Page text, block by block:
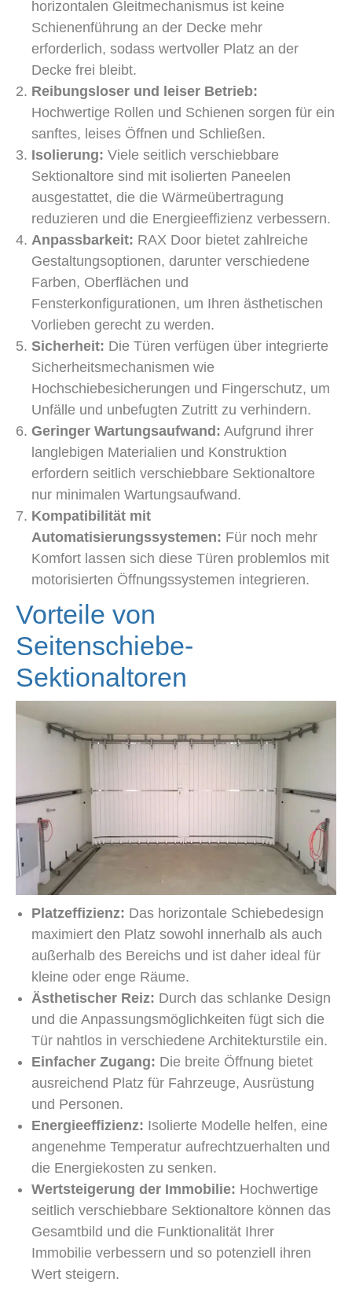
horizontalen Gleitmechanismus ist keine
Schienenführung an der Decke mehr
erforderlich, sodass wertvoller Platz an der
Decke frei bleibt.
Reibungsloser und leiser Betrieb:
Hochwertige Rollen und Schienen sorgen für ein
sanftes, leises Öffnen und Schließen.
Isolierung: Viele seitlich verschiebbare
Sektionaltore sind mit isolierten Paneelen
ausgestattet, die die Wärmeübertragung
reduzieren und die Energieeffizienz verbessern.
Anpassbarkeit: RAX Door bietet zahlreiche
Gestaltungsoptionen, darunter verschiedene
Farben, Oberflächen und
Fensterkonfigurationen, um Ihren ästhetischen
Vorlieben gerecht zu werden.
Sicherheit: Die Türen verfügen über integrierte
Sicherheitsmechanismen wie
Hochschiebesicherungen und Fingerschutz, um
Unfälle und unbefugten Zutritt zu verhindern.
Geringer Wartungsaufwand: Aufgrund ihrer
langlebigen Materialien und Konstruktion
erfordern seitlich verschiebbare Sektionaltore
nur minimalen Wartungsaufwand.
Kompatibilität mit
Automatisierungssystemen: Für noch mehr
Komfort lassen sich diese Türen problemlos mit
motorisierten Öffnungssystemen integrieren.
Vorteile von
Seitenschiebe-
Sektionaltoren
Platzeffizienz: Das horizontale Schiebedesign
maximiert den Platz sowohl innerhalb als auch
außerhalb des Bereichs und ist daher ideal für
kleine oder enge Räume.
Ästhetischer Reiz: Durch das schlanke Design
und die Anpassungsmöglichkeiten fügt sich die
Tür nahtlos in verschiedene Architekturstile ein.
Einfacher Zugang: Die breite Öffnung bietet
ausreichend Platz für Fahrzeuge, Ausrüstung
und Personen.
Energieeffizienz: Isolierte Modelle helfen, eine
angenehme Temperatur aufrechtzuerhalten und
die Energiekosten zu senken.
Wertsteigerung der Immobilie: Hochwertige
seitlich verschiebbare Sektionaltore können das
Gesamtbild und die Funktionalität Ihrer
Immobilie verbessern und so potenziell ihren
Wert steigern.